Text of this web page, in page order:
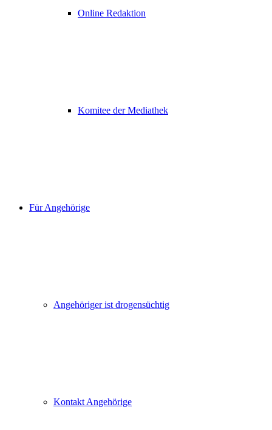
Online Redaktion
Komitee der Mediathek
Für Angehörige
Angehöriger ist drogensüchtig
Kontakt Angehörige